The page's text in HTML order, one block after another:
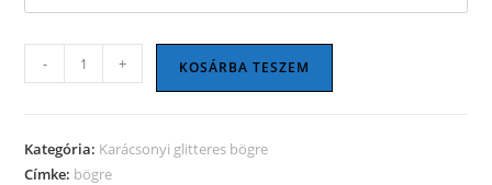
Karácsonyi
bögre
mennyiség
- + KOSÁRBA TESZEM
Kategória: Karácsonyi glitteres bögre
Címke: bögre